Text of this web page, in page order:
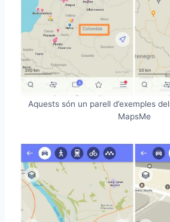
Aquests són un parell d’exemples
MapsMe